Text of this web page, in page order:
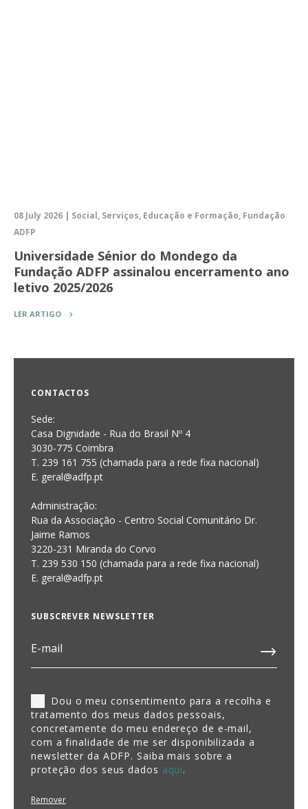
08 July 2026 | Social, Serviços, Educação e Formação, Fundação
ADFP
Universidade Sénior do Mondego da
Fundação ADFP assinalou encerramento ano
letivo 2025/2026
LER ARTIGO
CONTACTOS
Sede:
Casa Dignidade - Rua do Brasil Nº 4
3030-775 Coimbra
T. 239 161 755 (chamada para a rede fixa nacional)
E. geral@adfp.pt
Administração:
Rua da Associação - Centro Social Comunitário Dr.
Jaime Ramos
3220-231 Miranda do Corvo
T. 239 530 150 (chamada para a rede fixa nacional)
E. geral@adfp.pt
SUBSCREVER NEWSLETTER
Dou o meu consentimento para a recolha e
tratamento dos meus dados pessoais,
concretamente do meu endereço de e-mail,
com a finalidade de me ser disponibilizada a
newsletter da ADFP. Saiba mais sobre a
proteção dos seus dados aqui.
Remover